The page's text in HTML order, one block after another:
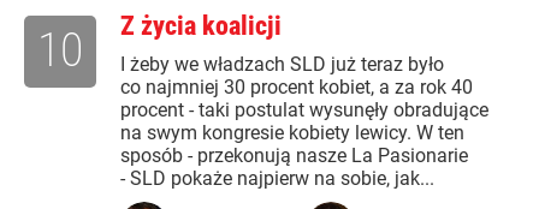
Z życia koalicji
I żeby we władzach SLD już teraz było
co najmniej 30 procent kobiet, a za rok 40
procent - taki postulat wysunęły obradujące
na swym kongresie kobiety lewicy. W ten
sposób - przekonują nasze La Pasionarie
- SLD pokaże najpierw na sobie, jak...
10